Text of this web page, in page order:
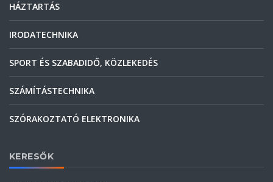
HÁZTARTÁS
IRODATECHNIKA
SPORT ÉS SZABADIDŐ, KÖZLEKEDÉS
SZÁMÍTÁSTECHNIKA
SZÓRAKOZTATÓ ELEKTRONIKA
KERESŐK